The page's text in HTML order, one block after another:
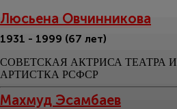
Люсьена Овчинникова
1931 - 1999 (67 лет)
СОВЕТСКАЯ АКТРИСА ТЕАТРА
АРТИСТКА РСФСР
Махмуд Эсамбаев